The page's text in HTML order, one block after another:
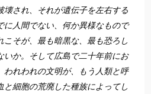
壊され、それが遺伝子を左右する
に人間でない、何か異様なもので
こそが、最も暗黒な、最も恐ろし
いか。そして広島で二十年前にお
われわれの文明が、もう人類と呼
細胞の荒廃した種族によってし